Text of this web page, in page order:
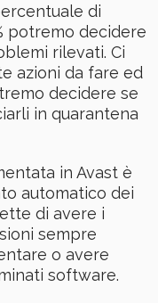
di
potremo decidere
rilevati. Ci
azioni da fare ed
decidere se
in quarantena
in Avast è
automatico dei
di avere i
sempre
o avere
software.